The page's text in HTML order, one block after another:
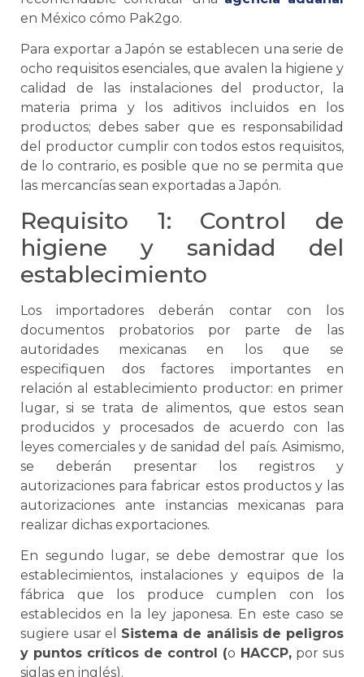
en México cómo Pak2go.
Para exportar a Japón se establecen una serie de
ocho requisitos esenciales, que avalen la higiene y
calidad de las instalaciones del productor, la
materia prima y los aditivos incluidos en los
productos; debes saber que es responsabilidad
del productor cumplir con todos estos requisitos,
de lo contrario, es posible que no se permita que
las mercancías sean exportadas a Japón.
Requisito 1: Control de
higiene y sanidad del
establecimiento
Los importadores deberán contar con los
documentos probatorios por parte de las
autoridades mexicanas en los que se
especifiquen dos factores importantes en
relación al establecimiento productor: en primer
lugar, sise trata de alimentos, que estos sean
producidos y procesados de acuerdo con las
leyes comerciales y de sanidad del país. Asimismo,
se deberán presentar los registros y
autorizaciones para fabricar estos productos y las
autorizaciones ante instancias mexicanas para
realizar dichas exportaciones.
En segundo lugar, se debe demostrar que los
establecimientos, instalaciones y equipos de la
fábrica que los produce cumplen con los
establecidos en la ley japonesa. En este caso se
sugiere usar el Sistema de análisis de peligros
y puntos críticos de control (o HACCP, por sus
siglas en inglés).